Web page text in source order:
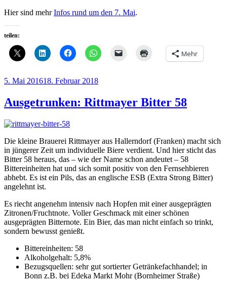
Hier sind mehrInfos rund um den 7. Mai.
teilen:
Mehr
Veröffentlicht
5. Mai 201618. Februar 2018
Ausgetrunken: Rittmayer Bitter 58
Die kleine Brauerei Rittmayer aus Hallerndorf (Franken) macht sich
in jüngerer Zeit um individuelle Biere verdient. Und hier sticht das
Bitter 58 heraus, das – wie der Name schon andeutet – 58
Bittereinheiten hat und sich somit positiv von den Fernsehbieren
abhebt. Es ist ein Pils, das an englische ESB (Extra Strong Bitter)
angelehnt ist.
Es riecht angenehm intensiv nach Hopfen mit einer ausgeprägten
Zitronen/Fruchtnote. Voller Geschmack mit einer schönen
ausgeprägten Bitternote. Ein Bier, das man nicht einfach so trinkt,
sondern bewusst genießt.
Bittereinheiten: 58
Alkoholgehalt: 5,8%
Bezugsquellen: sehr gut sortierter Getränkefachhandel; in
Bonn z.B. bei Edeka Markt Mohr (Bornheimer Straße)